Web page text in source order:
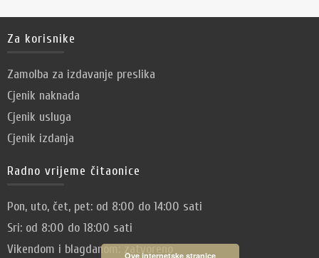
Za korisnike
Zamolba za izdavanje preslika
Cjenik naknada
Cjenik usluga
Cjenik izdanja
Radno vrijeme čitaonice
Pon, uto, čet, pet: od 8:00 do 14:00 sati
Sri: od 8:00 do 18:00 sati
Vikendom i blagdanom: zatvorenoOve internetske stranice